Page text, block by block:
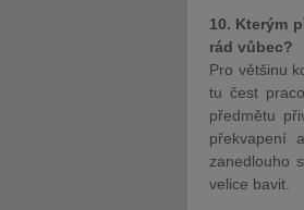
10. Kterým
rád vůbec?
Pro většinu
tu čest
předmětu
překvapení
zanedlouho
velice bavit.